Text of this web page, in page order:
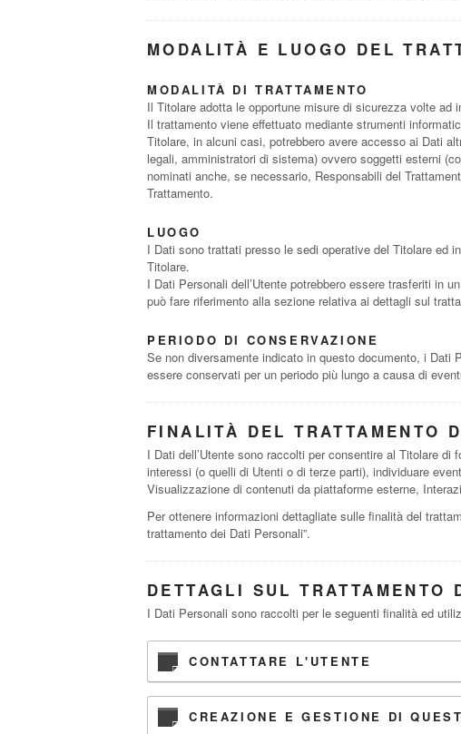
MODALITÀ E LUOGO DEL
MODALITÀ DI TRATTAMENTO
Il Titolare adotta le opportune misure di sicurezza volte
Il trattamento viene effettuato mediante strumenti
Titolare, in alcuni casi, potrebbero avere accesso ai Dati
legali, amministratori di sistema) ovvero soggetti esterni
nominati anche, se necessario, Responsabili del
Trattamento.
LUOGO
I Dati sono trattati presso le sedi operative del Titolare ed
Titolare.
I Dati Personali dell’Utente potrebbero essere trasferiti in
può fare riferimento alla sezione relativa ai dettagli sul
PERIODO DI CONSERVAZIONE
Se non diversamente indicato in questo documento, i
essere conservati per un periodo più lungo a causa di
FINALITÀ DEL TRATTAMENTO
I Dati dell’Utente sono raccolti per consentire al Titolare
interessi (o quelli di Utenti o di terze parti), individuare
Visualizzazione di contenuti da piattaforme esterne,
Per ottenere informazioni dettagliate sulle finalità del
trattamento dei Dati Personali”.
DETTAGLI SUL TRATTAMENTO
I Dati Personali sono raccolti per le seguenti finalità ed
CONTATTARE L'UTENTE
CREAZIONE E GESTIONE DI